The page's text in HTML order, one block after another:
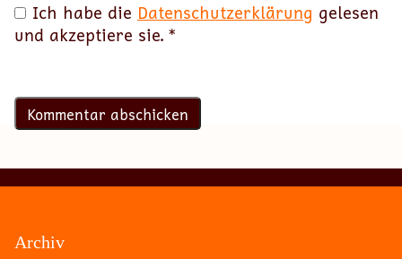
Ich habe die Datenschutzerklärung gelesen
und akzeptiere sie. *
Archiv